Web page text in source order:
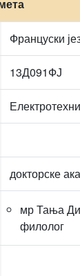
Француски
13Д091ФЈ
докторске
мр Тања
филолог